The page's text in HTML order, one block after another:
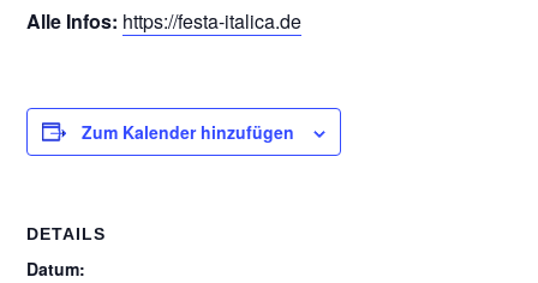
Alle Infos: https://festa-italica.de
Zum Kalender hinzufügen
DETAILS
Datum: